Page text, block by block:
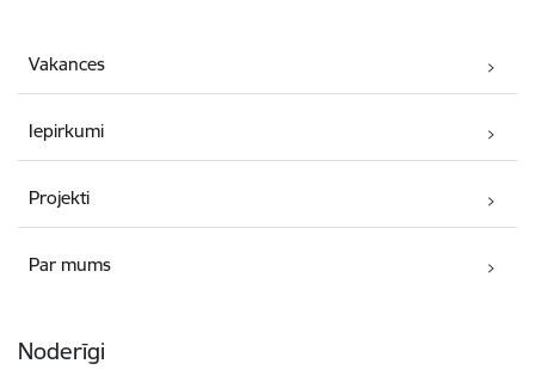
Vakances
Iepirkumi
Projekti
Par mums
Noderīgi